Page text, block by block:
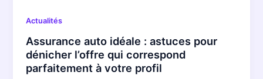
Actualités
Assurance auto idéale : astuces pour
dénicher l’offre qui correspond
parfaitement à votre profil